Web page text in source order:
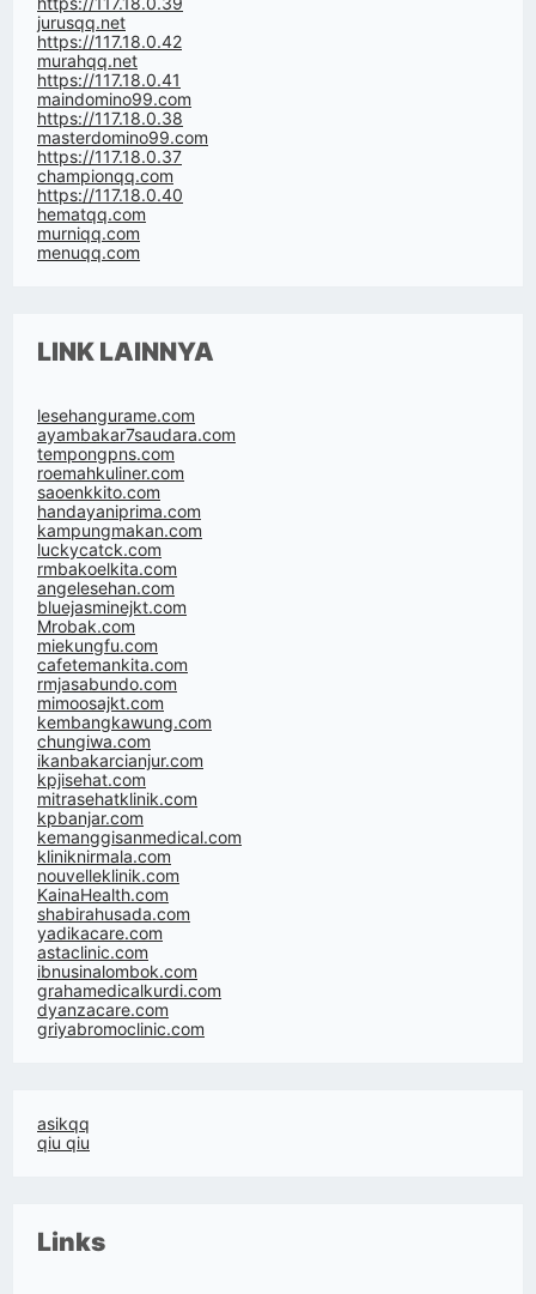
jurusqq.net
https://117.18.0.42
murahqq.net
https://117.18.0.41
maindomino99.com
https://117.18.0.38
masterdomino99.com
https://117.18.0.37
championqq.com
https://117.18.0.40
hematqq.com
murniqq.com
menuqq.com
LINK LAINNYA
lesehangurame.com
ayambakar7saudara.com
tempongpns.com
roemahkuliner.com
saoenkkito.com
handayaniprima.com
kampungmakan.com
luckycatck.com
rmbakoelkita.com
angelesehan.com
bluejasminejkt.com
Mrobak.com
miekungfu.com
cafetemankita.com
rmjasabundo.com
mimoosajkt.com
kembangkawung.com
chungiwa.com
ikanbakarcianjur.com
kpjisehat.com
mitrasehatklinik.com
kpbanjar.com
kemanggisanmedical.com
kliniknirmala.com
nouvelleklinik.com
KainaHealth.com
shabirahusada.com
yadikacare.com
astaclinic.com
ibnusinalombok.com
grahamedicalkurdi.com
dyanzacare.com
griyabromoclinic.com
asikqq
qiu qiu
Links